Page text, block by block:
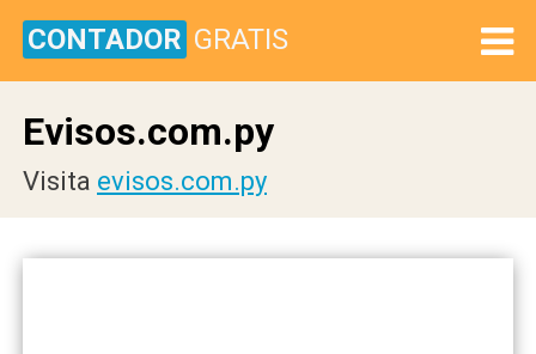
CONTADOR GRATIS
Evisos.com.py
Visita evisos.com.py